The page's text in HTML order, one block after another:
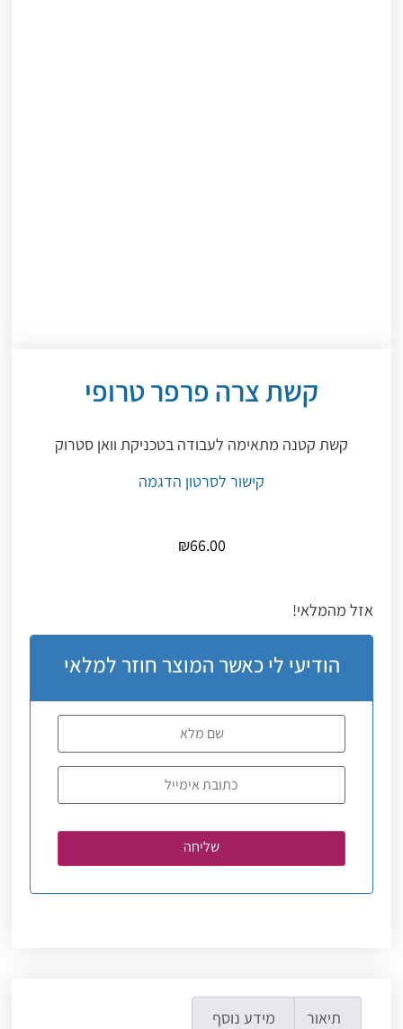
קשת צרה פרפר טרופי
קשת קטנה מתאימה לעבודה בטכניקת וואן סטרוק
קישור לסרטון הדגמה
₪66.00
אזל מהמלאי!
הודיעי לי כאשר המוצר חוזר למלאי
תיאור מידע נוסף